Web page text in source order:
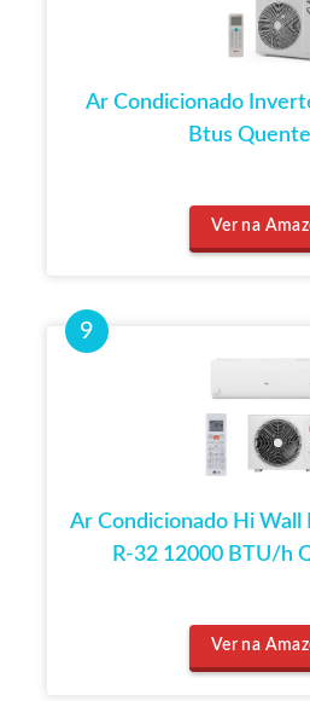
Ar Condicionado
Btus
Ver na
Ar Condicionado Hi Wall
R-32 12000 BTU/h
Ver na